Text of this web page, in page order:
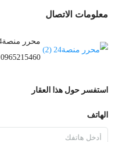
معلومات الاتصال
محرر منصة24 (2)
0965215460
استفسر حول هذا العقار
الهاتف